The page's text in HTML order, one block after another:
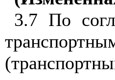
3.7 По